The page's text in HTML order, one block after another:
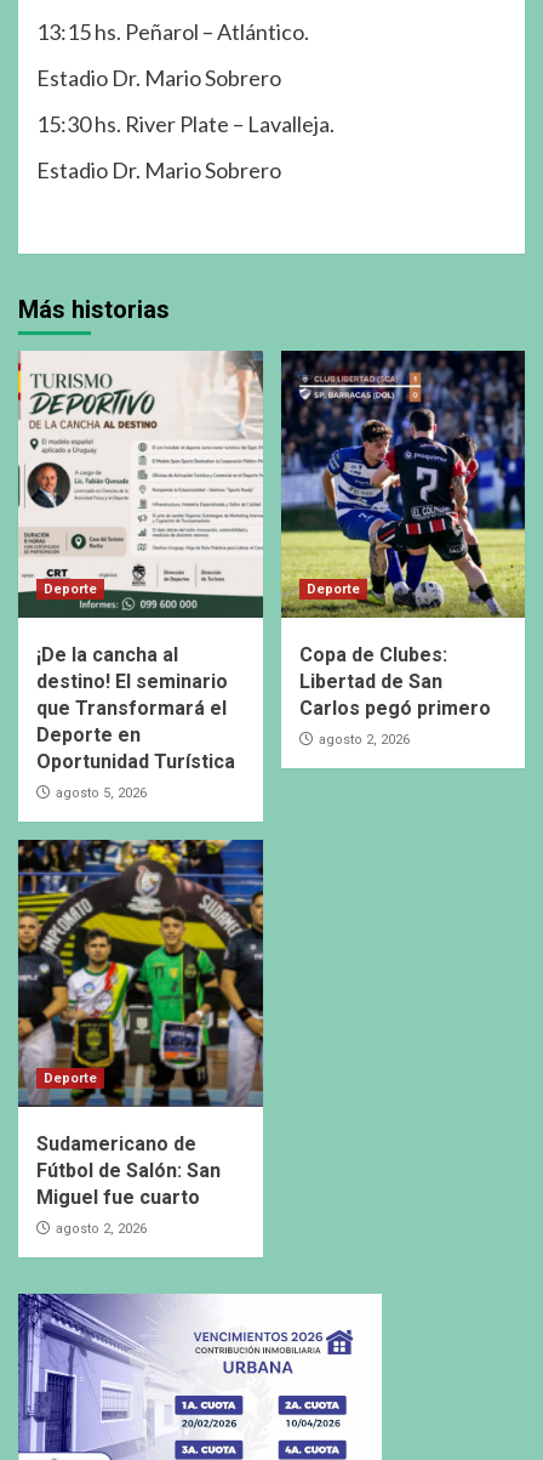
13:15 hs. Peñarol – Atlántico.
Estadio Dr. Mario Sobrero
15:30 hs. River Plate – Lavalleja.
Estadio Dr. Mario Sobrero
Más historias
Deporte
¡De la cancha al
destino! El seminario
que Transformará el
Deporte en
Oportunidad Turística
agosto 5, 2026
Deporte
Copa de Clubes:
Libertad de San
Carlos pegó primero
agosto 2, 2026
Deporte
Sudamericano de
Fútbol de Salón: San
Miguel fue cuarto
agosto 2, 2026